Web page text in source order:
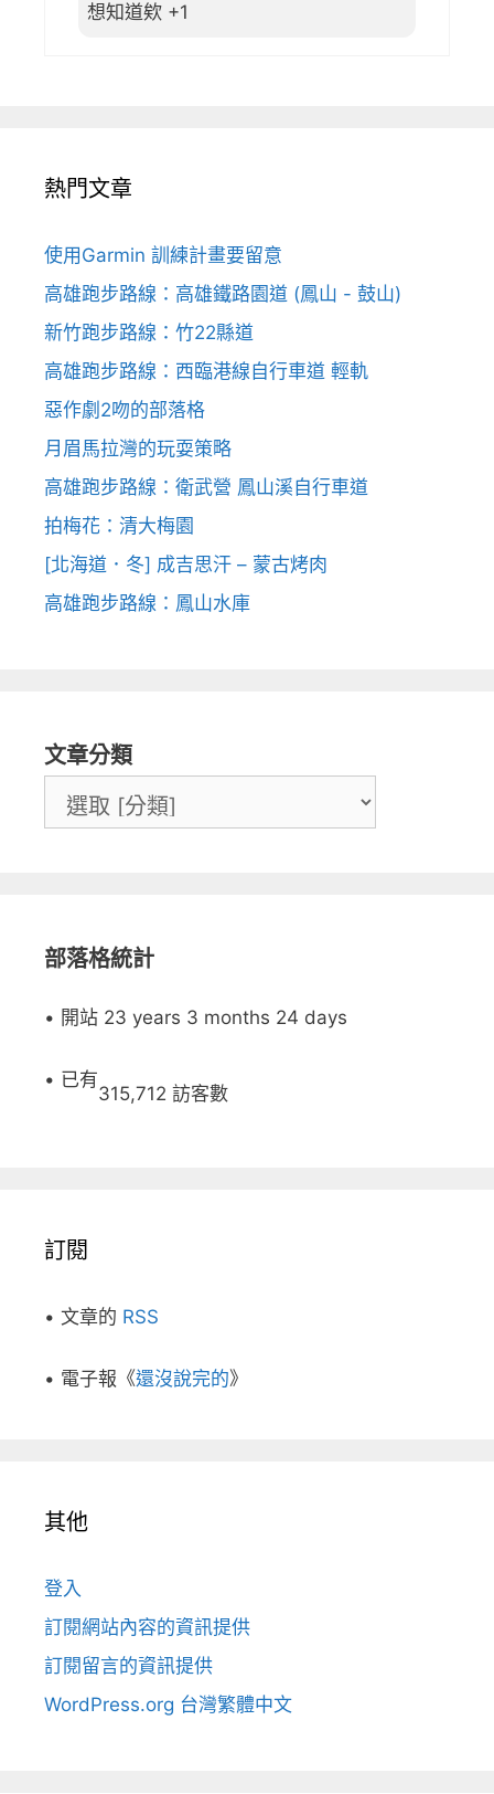
想知道欸 +1
熱門文章
使用Garmin 訓練計畫要留意
高雄跑步路線：高雄鐵路園道 (鳳山 - 鼓山)
新竹跑步路線：竹22縣道
高雄跑步路線：西臨港線自行車道 輕軌
惡作劇2吻的部落格
月眉馬拉灣的玩耍策略
高雄跑步路線：衛武營 鳳山溪自行車道
拍梅花：清大梅園
[北海道．冬] 成吉思汗 – 蒙古烤肉
高雄跑步路線：鳳山水庫
文章分類
部落格統計
• 開站 23 years 3 months 24 days
• 已有
315,712 訪客數
訂閱
• 文章的 RSS
• 電子報《還沒說完的》
其他
登入
訂閱網站內容的資訊提供
訂閱留言的資訊提供
WordPress.org 台灣繁體中文